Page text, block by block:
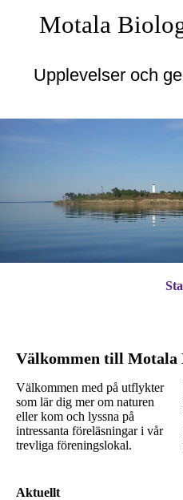
Motala
Upplevelser och
Välkommen till Motala
Välkommen med på utflykter
som lär dig mer om naturen
eller kom och lyssna på
intressanta föreläsningar i vår
trevliga föreningslokal.
Aktuellt